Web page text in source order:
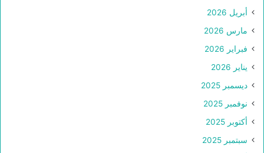
أبريل 2026
مارس 2026
فبراير 2026
يناير 2026
ديسمبر 2025
نوفمبر 2025
أكتوبر 2025
سبتمبر 2025